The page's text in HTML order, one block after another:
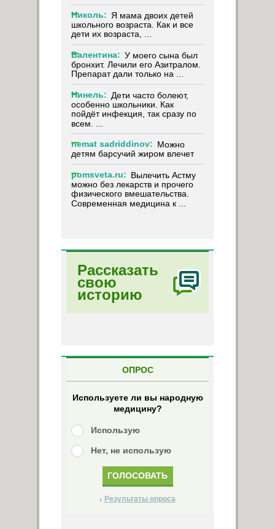
Николь: Я мама двоих детей
школьного возраста. Как и все
дети их возраста, ...
Валентина: У моего сына был
бронхит. Лечили его Азитралом.
Препарат дали только на ...
Нинель: Дети часто болеют,
особенно школьники. Как
пойдёт инфекция, так сразу по
всем. ...
nemat sadriddinov: Можно
детям барсучий жиром влечет
pomsveta.ru: Вылечить Астму
можно без лекарств и прочего
физического вмешательства.
Современная медицина к ...
Рассказать
свою
историю
ОПРОС
Используете ли вы народную
медицину?
Использую
Нет, не использую
Результаты опроса